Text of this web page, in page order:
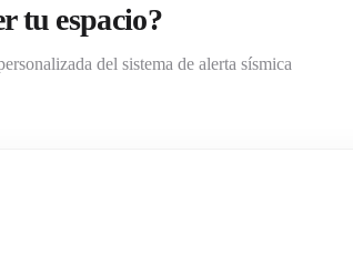
tu espacio?
del sistema de alerta sísmica